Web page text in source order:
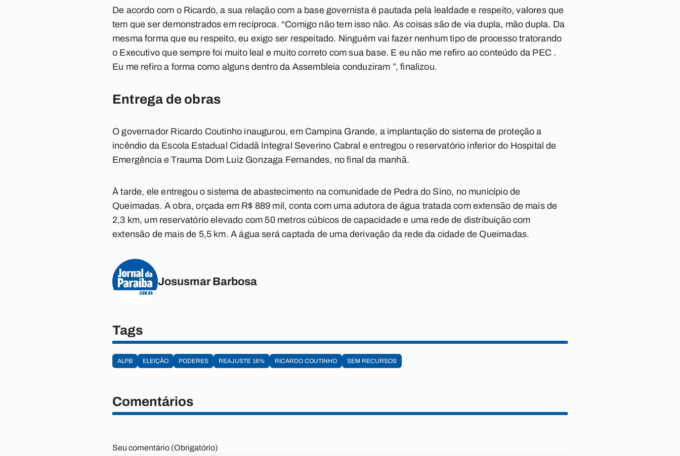
De acordo com o Ricardo, a sua relação com a base governista é pautada pela lealdade e respeito, valores que
tem que ser demonstrados em recíproca. “Comigo não tem isso não. As coisas são de via dupla, mão dupla. Da
mesma forma que eu respeito, eu exigo ser respeitado. Ninguém vai fazer nenhum tipo de processo tratorando
o Executivo que sempre foi muito leal e muito correto com sua base. E eu não me refiro ao conteúdo da PEC .
Eu me refiro a forma como alguns dentro da Assembleia conduziram ”, finalizou.
Entrega de obras
O governador Ricardo Coutinho inaugurou, em Campina Grande, a implantação do sistema de proteção a
incêndio da Escola Estadual Cidadã Integral Severino Cabral e entregou o reservatório inferior do Hospital de
Emergência e Trauma Dom Luiz Gonzaga Fernandes, no final da manhã.
À tarde, ele entregou o sistema de abastecimento na comunidade de Pedra do Sino, no município de
Queimadas. A obra, orçada em R$ 889 mil, conta com uma adutora de água tratada com extensão de mais de
2,3 km, um reservatório elevado com 50 metros cúbicos de capacidade e uma rede de distribuição com
extensão de mais de 5,5 km. A água será captada de uma derivação da rede da cidade de Queimadas.
Josusmar Barbosa
Tags
ALPB ELEIÇÃO PODERES REAJUSTE 16% RICARDO COUTINHO SEM RECURSOS
Comentários
Seu comentário (Obrigatório)